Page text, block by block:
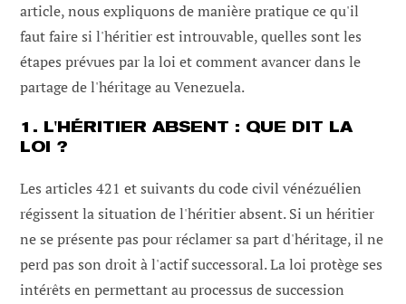
article, nous expliquons de manière pratique ce qu'il
faut faire si l'héritier est introuvable, quelles sont les
étapes prévues par la loi et comment avancer dans le
partage de l'héritage au Venezuela.
1. L'HÉRITIER ABSENT : QUE DIT LA
LOI ?
Les articles 421 et suivants du code civil vénézuélien
régissent la situation de l'héritier absent. Si un héritier
ne se présente pas pour réclamer sa part d'héritage, il ne
perd pas son droit à l'actif successoral. La loi protège ses
intérêts en permettant au processus de succession